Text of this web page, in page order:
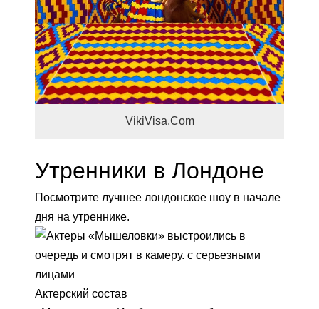
VikiVisa.Com
Утренники в Лондоне
Посмотрите лучшее лондонское шоу в начале
дня на утреннике.
Актерский состав